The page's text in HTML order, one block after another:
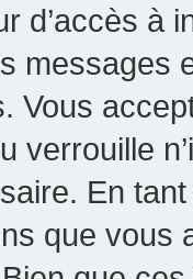
d’accès à
messages
Vous
verrouille
En
que vous